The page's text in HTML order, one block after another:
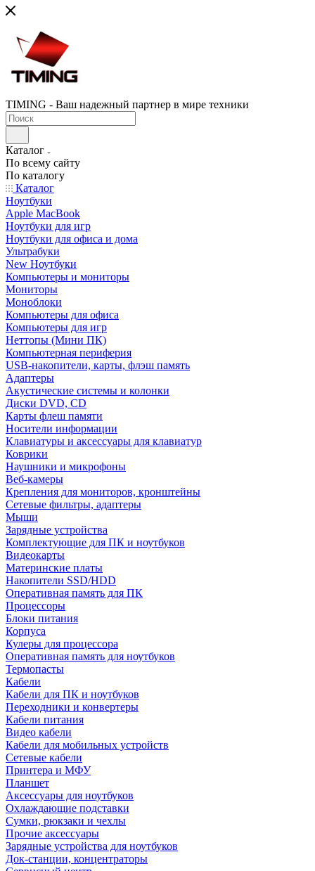
TIMING - Ваш надежный партнер в мире техники
Каталог
По всему сайту
По каталогу
Каталог
Ноутбуки
Apple MacBook
Ноутбуки для игр
Ноутбуки для офиса и дома
Ультрабуки
New Ноутбуки
Компьютеры и мониторы
Мониторы
Моноблоки
Компьютеры для офиса
Компьютеры для игр
Неттопы (Мини ПК)
Компьютерная периферия
USB-накопители, карты, флэш память
Адаптеры
Акустические системы и колонки
Диски DVD, CD
Карты флеш памяти
Носители информации
Клавиатуры и аксессуары для клавиатур
Коврики
Наушники и микрофоны
Веб-камеры
Крепления для мониторов, кронштейны
Сетевые фильтры, адаптеры
Мыши
Зарядные устройства
Комплектующие для ПК и ноутбуков
Видеокарты
Материнские платы
Накопители SSD/HDD
Оперативная память для ПК
Процессоры
Блоки питания
Корпуса
Кулеры для процессора
Оперативная память для ноутбуков
Термопасты
Кабели
Кабели для ПК и ноутбуков
Переходники и конвертеры
Кабели питания
Видео кабели
Кабели для мобильных устройств
Сетевые кабели
Принтера и МФУ
Планшет
Аксессуары для ноутбуков
Охлаждающие подставки
Сумки, рюкзаки и чехлы
Прочие аксессуары
Зарядные устройства для ноутбуков
Док-станции, концентраторы